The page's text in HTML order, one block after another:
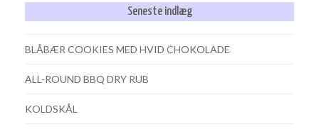
Seneste indlæg
BLÅBÆR COOKIES MED HVID CHOKOLADE
ALL-ROUND BBQ DRY RUB
KOLDSKÅL